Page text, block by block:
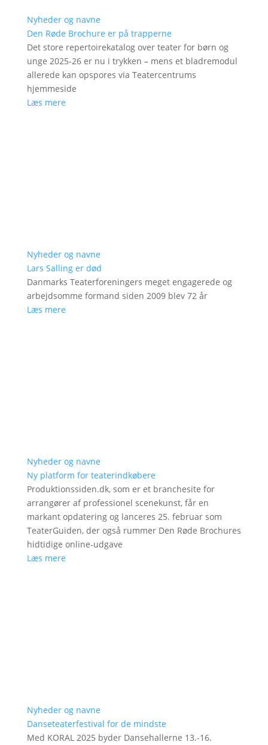
Nyheder og navne
Den Røde Brochure er på trapperne
Det store repertoirekatalog over teater for børn og
unge 2025-26 er nu i trykken – mens et bladremodul
allerede kan opspores via Teatercentrums
hjemmeside
Læs mere
Nyheder og navne
Lars Salling er død
Danmarks Teaterforeningers meget engagerede og
arbejdsomme formand siden 2009 blev 72 år
Læs mere
Nyheder og navne
Ny platform for teaterindkøbere
Produktionssiden.dk, som er et branchesite for
arrangører af professionel scenekunst, får en
markant opdatering og lanceres 25. februar som
TeaterGuiden, der også rummer Den Røde Brochures
hidtidige online-udgave
Læs mere
Nyheder og navne
Danseteaterfestival for de mindste
Med KORAL 2025 byder Dansehallerne 13.-16.